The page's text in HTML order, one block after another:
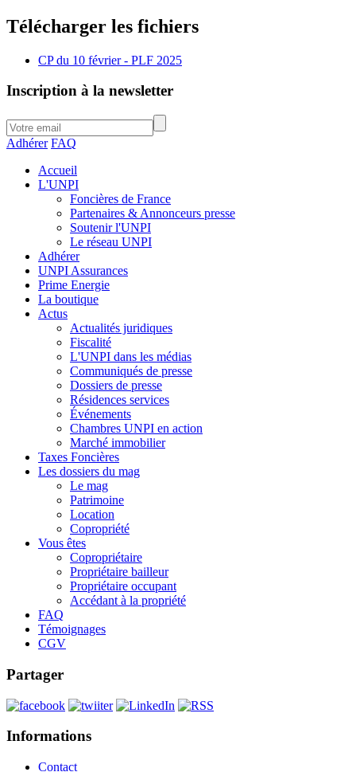
Télécharger les fichiers
CP du 10 février - PLF 2025
Inscription à la newsletter
Adhérer FAQ
Accueil
L'UNPI
Foncières de France
Partenaires & Annonceurs presse
Soutenir l'UNPI
Le réseau UNPI
Adhérer
UNPI Assurances
Prime Energie
La boutique
Actus
Actualités juridiques
Fiscalité
L'UNPI dans les médias
Communiqués de presse
Dossiers de presse
Résidences services
Événements
Chambres UNPI en action
Marché immobilier
Taxes Foncières
Les dossiers du mag
Le mag
Patrimoine
Location
Copropriété
Vous êtes
Copropriétaire
Propriétaire bailleur
Propriétaire occupant
Accédant à la propriété
FAQ
Témoignages
CGV
Partager
Informations
Contact